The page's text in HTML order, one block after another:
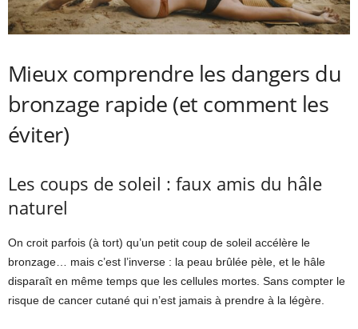
Mieux comprendre les dangers du
bronzage rapide (et comment les
éviter)
Les coups de soleil : faux amis du hâle
naturel
On croit parfois (à tort) qu’un petit coup de soleil accélère le
bronzage… mais c’est l’inverse : la peau brûlée pèle, et le hâle
disparaît en même temps que les cellules mortes. Sans compter le
risque de cancer cutané qui n’est jamais à prendre à la légère.